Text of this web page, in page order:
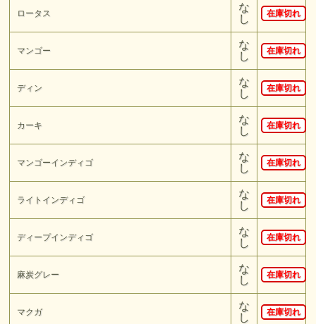
ロータス
な
し
在庫切れ
マンゴー
な
し
在庫切れ
ディン
な
し
在庫切れ
カーキ
な
し
在庫切れ
マンゴーインディゴ
な
し
在庫切れ
ライトインディゴ
な
し
在庫切れ
ディープインディゴ
な
し
在庫切れ
麻炭グレー
な
し
在庫切れ
マクガ
な
し
在庫切れ